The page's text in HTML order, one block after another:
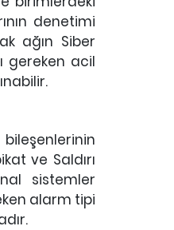
denetimi
ağın Siber
gereken acil
ve Saldırı
sistemler
alarm tipi